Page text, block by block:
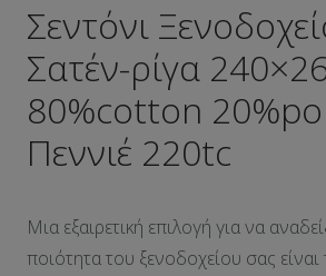
Σεντόνι
Σατέν-ρίγα
80%cotton
Πεννιέ 220tc
Μια εξαιρετική επιλογή για να
ποιότητα του ξενοδοχείου σας είναι